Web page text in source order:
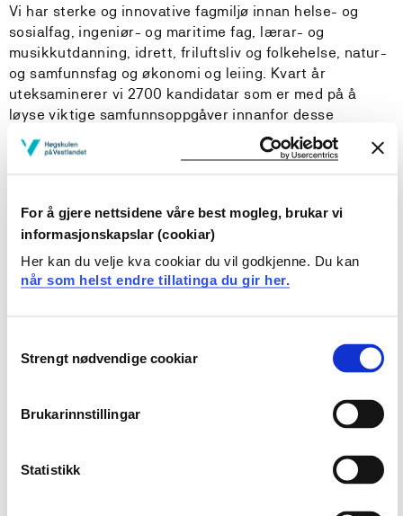
For å gjere nettsidene våre best mogleg, brukar vi
informasjonskapslar (cookiar)
Her kan du velje kva cookiar du vil godkjenne. Du kan
når som helst endre tillatinga du gir her.
Selection
Strengt nødvendige cookiar
Brukarinnstillingar
Statistikk
Vi har sterke og innovative fagmiljø innan helse- og
sosialfag, ingeniør- og maritime fag, lærar- og
musikkutdanning, idrett, friluftsliv og folkehelse, natur-
og samfunnsfag og økonomi og leiing. Kvart år
uteksaminerer vi 2700 kandidatar som er med på å
løyse viktige samfunnsoppgåver innanfor desse
fagområda.
Vårt studietilbod
Studentliv